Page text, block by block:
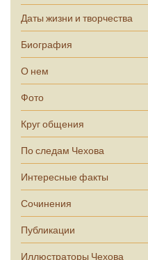
Даты жизни и творчества
Биография
О нем
Фото
Круг общения
По следам Чехова
Интересные факты
Сочинения
Публикации
Иллюстраторы Чехова